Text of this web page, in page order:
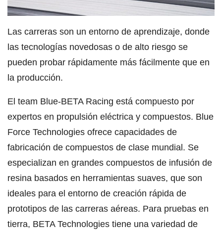
Las carreras son un entorno de aprendizaje, donde
las tecnologías novedosas o de alto riesgo se
pueden probar rápidamente más fácilmente que en
la producción.
El team Blue-BETA Racing está compuesto por
expertos en propulsión eléctrica y compuestos. Blue
Force Technologies ofrece capacidades de
fabricación de compuestos de clase mundial. Se
especializan en grandes compuestos de infusión de
resina basados ​​en herramientas suaves, que son
ideales para el entorno de creación rápida de
prototipos de las carreras aéreas. Para pruebas en
tierra, BETA Technologies tiene una variedad de